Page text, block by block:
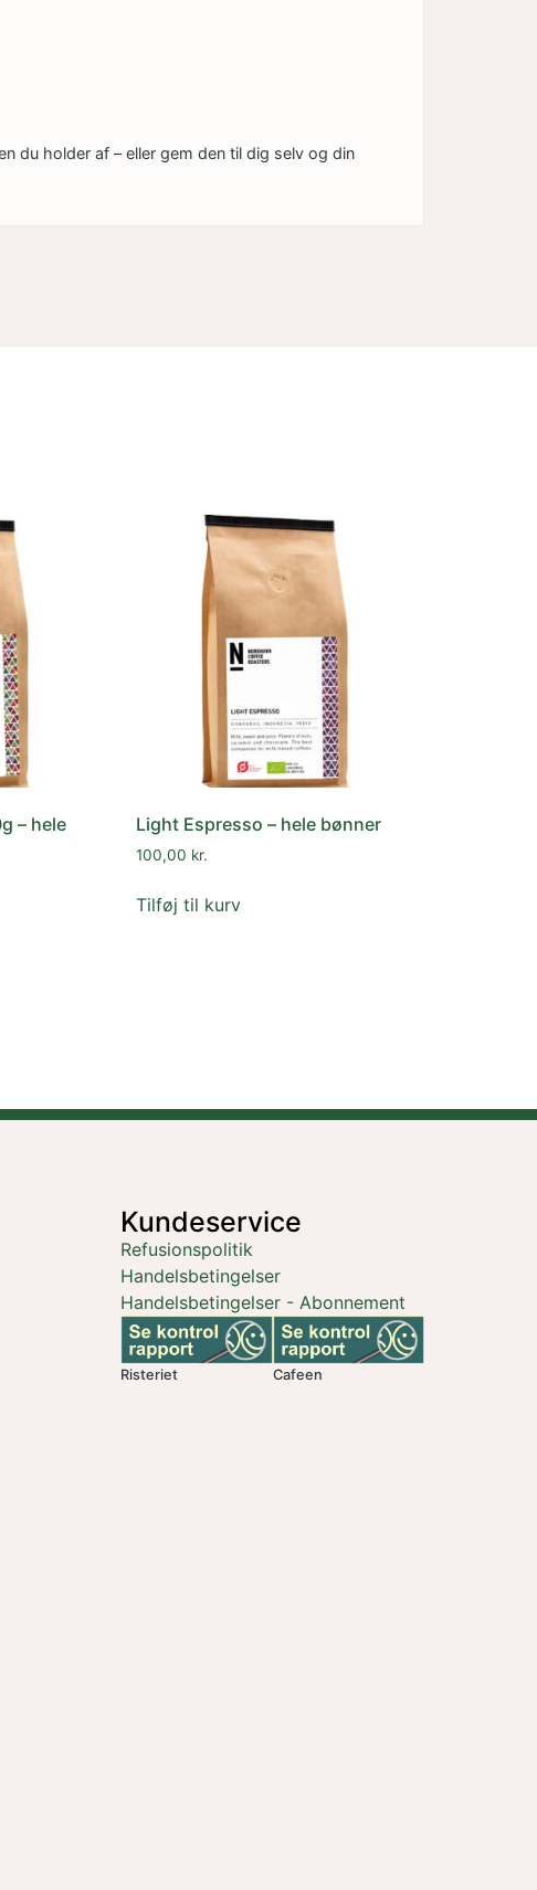
du holder af – eller gem den til dig selv og din
– hele
Light Espresso – hele bønner
100,00 kr.
Tilføj til kurv
Kundeservice
Refusionspolitik
Handelsbetingelser
Handelsbetingelser - Abonnement
Risteriet Cafeen